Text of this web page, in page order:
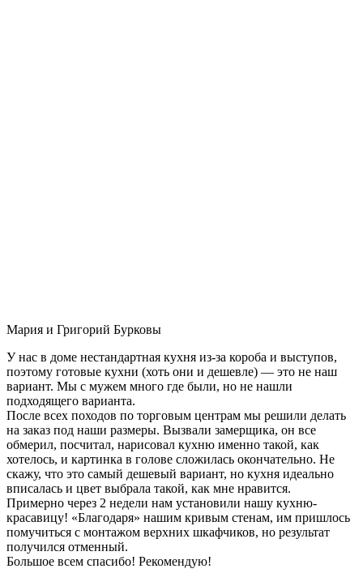
Мария и Григорий Бурковы
У нас в доме нестандартная кухня из-за короба и выступов,
поэтому готовые кухни (хоть они и дешевле) — это не наш
вариант. Мы с мужем много где были, но не нашли
подходящего варианта.
После всех походов по торговым центрам мы решили делать
на заказ под наши размеры. Вызвали замерщика, он все
обмерил, посчитал, нарисовал кухню именно такой, как
хотелось, и картинка в голове сложилась окончательно. Не
скажу, что это самый дешевый вариант, но кухня идеально
вписалась и цвет выбрала такой, как мне нравится.
Примерно через 2 недели нам установили нашу кухню-
красавицу! «Благодаря» нашим кривым стенам, им пришлось
помучиться с монтажом верхних шкафчиков, но результат
получился отменный.
Большое всем спасибо! Рекомендую!